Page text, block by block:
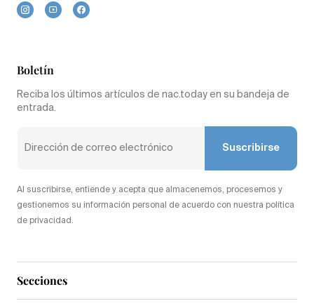
Secciones
Boletín
Reciba los últimos artículos de nac.today en su bandeja de
entrada.
Suscribirse
Al suscribirse, entiende y acepta que almacenemos, procesemos y
gestionemos su información personal de acuerdo con nuestra política
de privacidad.